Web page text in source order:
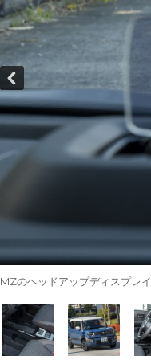
MZのヘッドアップディスプレイ